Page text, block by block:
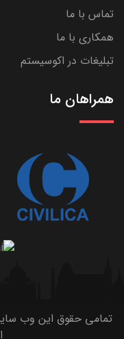
تماس با ما
همکاری با ما
تبلیغات در اکوسیستم
همراهان ما
تمامی حقوق این وب